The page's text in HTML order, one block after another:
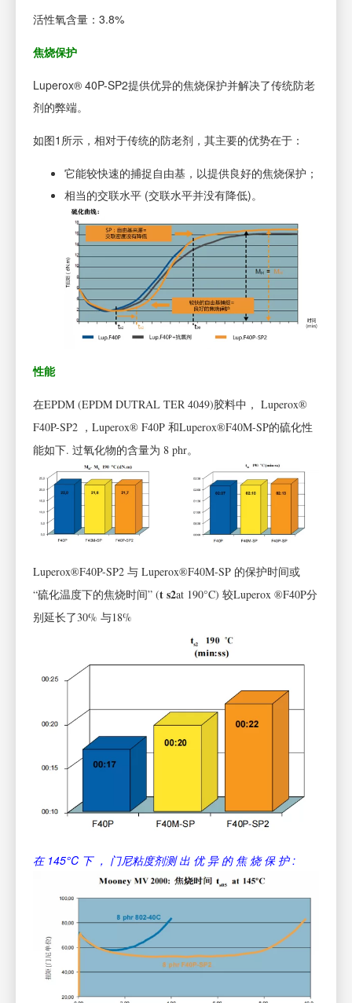
活性氧含量：3.8%
焦烧保护
Luperox® 40P-SP2提供优异的焦烧保护并解决了传统防老
剂的弊端。
如图1所示，相对于传统的防老剂，其主要的优势在于：
它能较快速的捕捉自由基，以提供良好的焦烧保护；
相当的交联水平 (交联水平并没有降低)。
性能
在EPDM (EPDM DUTRAL TER 4049)胶料中， Luperox®
F40P-SP2 ，Luperox® F40P 和Luperox®F40M-SP的硫化性
能如下. 过氧化物的含量为 8 phr。
Luperox®F40P-SP2 与 Luperox®F40M-SP 的保护时间或
“硫化温度下的焦烧时间” (ts2at 190°C) 较Luperox ®F40P分
别延长了30% 与18%
在 145°C 下 ， 门尼粘度剂测 出 优 异 的 焦 烧 保 护 :